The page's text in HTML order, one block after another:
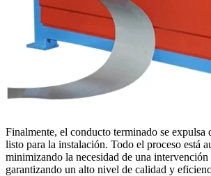
Finalmente, el conducto terminado se expulsa
listo para la instalación. Todo el proceso está
minimizando la necesidad de una
garantizando un alto nivel de calidad y